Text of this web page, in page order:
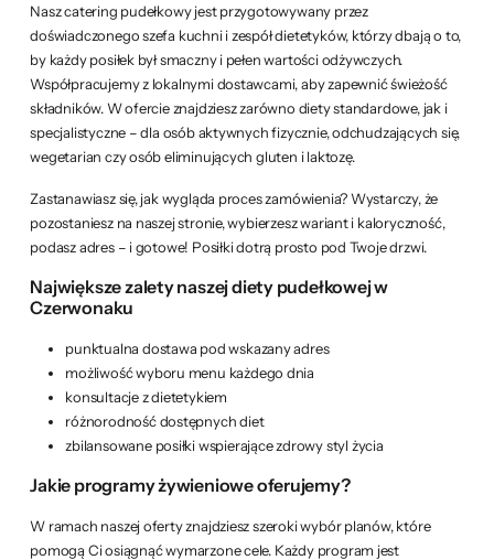
Nasz catering pudełkowy jest przygotowywany przez
doświadczonego szefa kuchni i zespół dietetyków, którzy dbają o to,
by każdy posiłek był smaczny i pełen wartości odżywczych.
Współpracujemy z lokalnymi dostawcami, aby zapewnić świeżość
składników. W ofercie znajdziesz zarówno diety standardowe, jak i
specjalistyczne – dla osób aktywnych fizycznie, odchudzających się,
wegetarian czy osób eliminujących gluten i laktozę.
Zastanawiasz się, jak wygląda proces zamówienia? Wystarczy, że
pozostaniesz na naszej stronie, wybierzesz wariant i kaloryczność,
podasz adres – i gotowe! Posiłki dotrą prosto pod Twoje drzwi.
Największe zalety naszej diety pudełkowej w
Czerwonaku
punktualna dostawa pod wskazany adres
możliwość wyboru menu każdego dnia
konsultacje z dietetykiem
różnorodność dostępnych diet
zbilansowane posiłki wspierające zdrowy styl życia
Jakie programy żywieniowe oferujemy?
W ramach naszej oferty znajdziesz szeroki wybór planów, które
pomogą Ci osiągnąć wymarzone cele. Każdy program jest